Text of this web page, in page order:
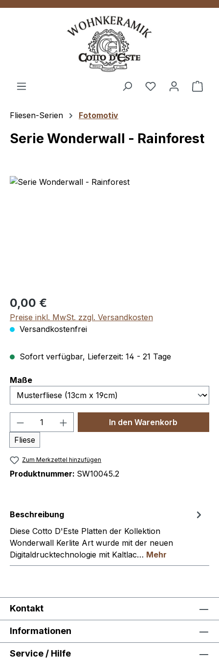
Fliesen-Serien Fotomotiv
Serie Wonderwall - Rainforest
Bildergalerie überspringen
Regulärer Preis:
0,00 €
Preise inkl. MwSt. zzgl. Versandkosten
Versandkostenfrei
Sofort verfügbar, Lieferzeit: 14 - 21 Tage
Maßeauswählen
Produkt Anzahl: Gib den
Fliese
In den Warenkorb
Zum Merkzettel hinzufügen
Produktnummer: SW10045.2
Beschreibung
Diese Cotto D'Este Platten der Kollektion
Wonderwall Kerlite Art wurde mit der neuen
Digitaldrucktechnologie mit Kaltlac… Mehr
Kontakt
Informationen
Service / Hilfe